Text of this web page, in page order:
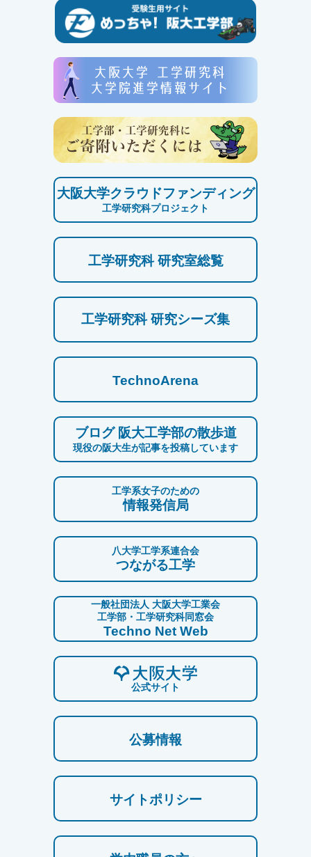
大阪大学クラウドファンディング
工学研究科プロジェクト
工学研究科 研究室総覧
工学研究科 研究シーズ集
TechnoArena
ブログ 阪大工学部の散歩道
現役の阪大生が記事を投稿しています
工学系女子のための
情報発信局
八大学工学系連合会
つながる工学
一般社団法人 大阪大学工業会
工学部・工学研究科同窓会
Techno Net Web
公式サイト
公募情報
サイトポリシー